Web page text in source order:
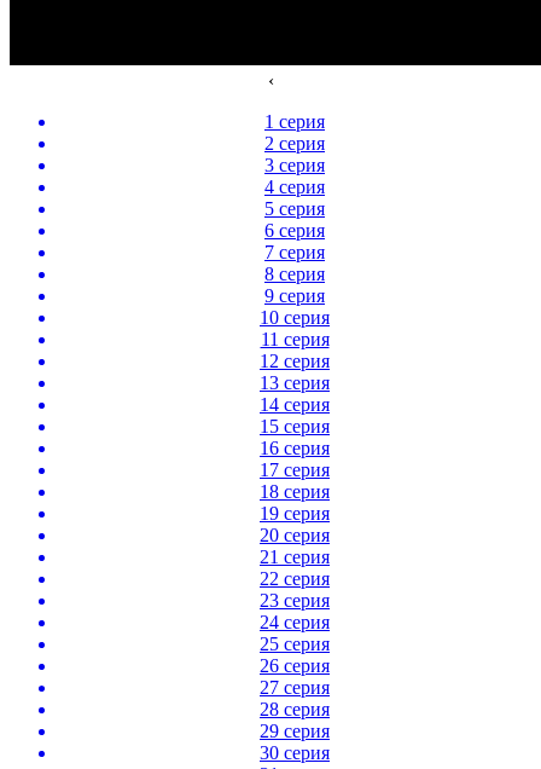
‹
1 серия
2 серия
3 серия
4 серия
5 серия
6 серия
7 серия
8 серия
9 серия
10 серия
11 серия
12 серия
13 серия
14 серия
15 серия
16 серия
17 серия
18 серия
19 серия
20 серия
21 серия
22 серия
23 серия
24 серия
25 серия
26 серия
27 серия
28 серия
29 серия
30 серия